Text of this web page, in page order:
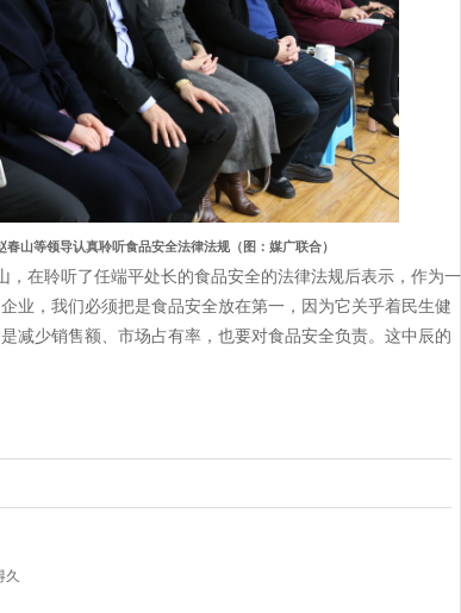
山等领导认真聆听食品安全法律法规（图：媒广联合）
在聆听了任端平处长的食品安全的法律法规后表示，作为一
业，我们必须把是食品安全放在第一，因为它关乎着民生健
减少销售额、市场占有率，也要对食品安全负责。这中辰的
久